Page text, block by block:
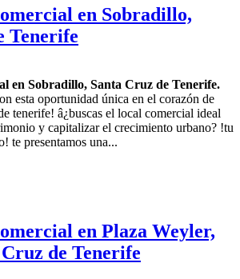
en Sobradillo,
Tenerife
en Sobradillo, Santa Cruz de Tenerife.
esta oportunidad única en el corazón de
tenerife! â¿buscas el local comercial ideal
y capitalizar el crecimiento urbano? !tu
te presentamos una...
en Plaza Weyler,
de Tenerife